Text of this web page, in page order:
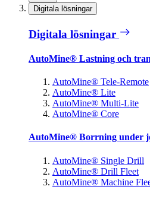
Digitala lösningar
Digitala lösningar
AutoMine® Lastning och
AutoMine® Tele-Remote
AutoMine® Lite
AutoMine® Multi-Lite
AutoMine® Core
AutoMine® Borrning under
AutoMine® Single Drill
AutoMine® Drill Fleet
AutoMine® Machine